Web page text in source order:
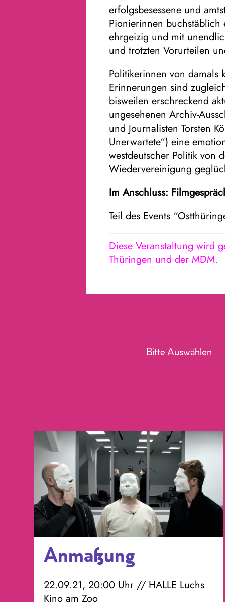
erfolgsbesessene und
Pionierinnen buchstäblich
ehrgeizig und mit
und trotzten Vorurteilen
Politikerinnen von damals
Erinnerungen sind
bisweilen erschreckend
ungesehenen Archiv-
und Journalisten Torsten
Unerwartete“) eine
westdeutscher Politik von
Wiedervereinigung
Im Anschluss:
Teil des Events
Diese Veranstaltung wird
Thüringen und der MDM.
Bitte Auswählen
Anmaßung
22.09.21, 20:00 Uhr // HALLE Luchs
Kino am Zoo